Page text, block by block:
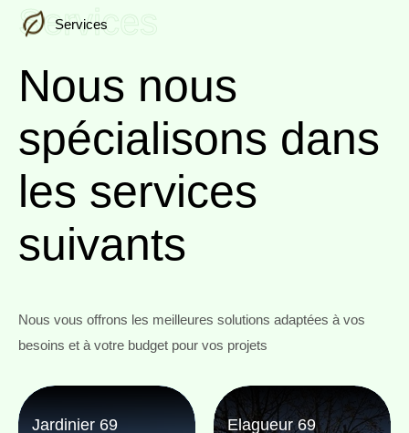
Services
Services
Nous nous
spécialisons dans
les services
suivants
Nous vous offrons les meilleures solutions adaptées à vos
besoins et à votre budget pour vos projets
Jardinier 69 Elagueur 69